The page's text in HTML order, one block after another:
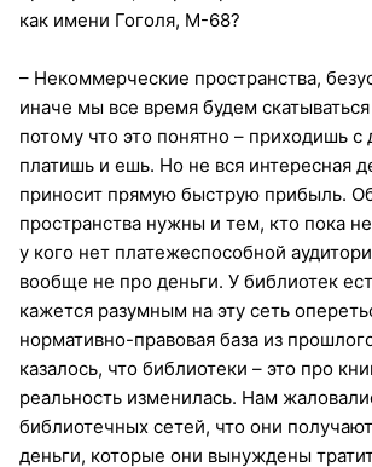
как имени Гоголя, М-68?
– Некоммерческие пространства,
иначе мы все время будем
потому что это понятно – приходишь с
платишь и ешь. Но не вся интересная
приносит прямую быструю прибыль.
пространства нужны и тем, кто пока
у кого нет платежеспособной
вообще не про деньги. У библиотек
кажется разумным на эту сеть
нормативно-правовая база из
казалось, что библиотеки – это про
реальность изменилась. Нам
библиотечных сетей, что они
деньги, которые они вынуждены